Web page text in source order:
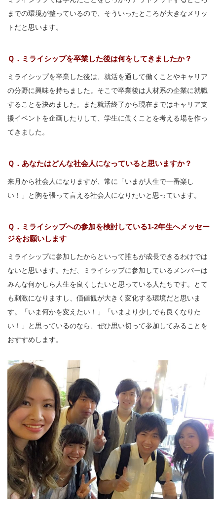
までの環境が整っているので、そういったところが大きなメリッ
トだと思います。
Ｑ．ミライシップを卒業した後は何をしてきましたか？
ミライシップを卒業した後は、就活を通して働くことやキャリア
の分野に興味を持ちました。そこで卒業後は人材系の企業に就職
することを決めました。また就活終了から現在まではキャリア支
援イベントを企画したりして、学生に働くことを考える場を作っ
てきました。
Ｑ．あなたはどんな社会人になっていると思いますか？
来月から社会人になりますが、常に「いまが人生で一番楽し
い！」と胸を張って言える社会人になりたいと思っています。
Ｑ．ミライシップへの参加を検討している1-2年生へメッセー
ジをお願いします
ミライシップに参加したからといって誰もが成長できるわけでは
ないと思います。ただ、ミライシップに参加しているメンバーは
みんな何かしら人生を良くしたいと思っている人たちです。とて
も刺激になりますし、価値観が大きく変化する環境だと思いま
す。「いま何かを変えたい！」「いまより少しでも良くなりた
い！」と思っているのなら、ぜひ思い切って参加してみることを
おすすめします。